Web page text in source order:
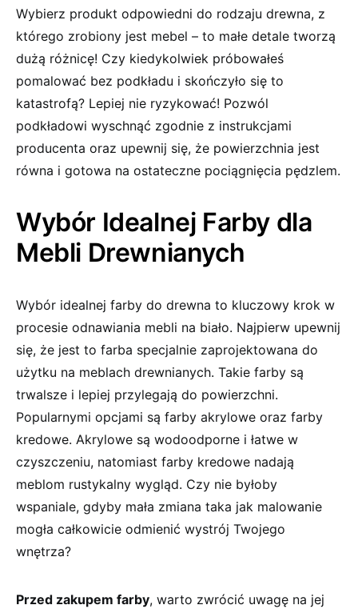
Wybierz produkt odpowiedni do rodzaju drewna, z
którego zrobiony jest mebel – to małe detale ‌tworzą
dużą różnicę! Czy kiedykolwiek próbowałeś
pomalować bez ‍podkładu‍ i skończyło się to
katastrofą? Lepiej nie ryzykować! Pozwól
podkładowi wyschnąć zgodnie z instrukcjami
producenta oraz upewnij się, że powierzchnia jest
równa i gotowa ⁣na ostateczne pociągnięcia pędzlem.
Wybór Idealnej Farby dla
Mebli Drewnianych
Wybór idealnej farby do drewna to kluczowy krok w
procesie odnawiania mebli na biało. Najpierw upewnij‍
się, że‌ jest to farba specjalnie zaprojektowana do
użytku na meblach drewnianych. Takie farby są
trwalsze i lepiej przylegają do powierzchni.
‌Popularnymi opcjami są farby akrylowe ‍oraz farby
kredowe. Akrylowe są ⁤wodoodporne i⁤ łatwe w
czyszczeniu, natomiast farby kredowe nadają
meblom rustykalny wygląd. Czy nie byłoby
wspaniale, gdyby mała zmiana taka ⁤jak malowanie
mogła całkowicie odmienić wystrój Twojego
wnętrza?
Przed zakupem farby, warto zwrócić uwagę na jej